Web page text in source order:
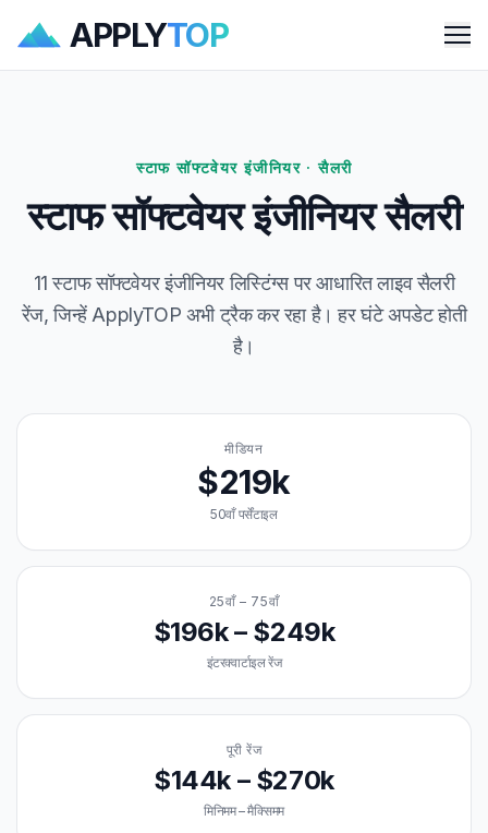
APPLYTOP
स्टाफ सॉफ्टवेयर इंजीनियर · सैलरी
स्टाफ सॉफ्टवेयर इंजीनियर सैलरी
11 स्टाफ सॉफ्टवेयर इंजीनियर लिस्टिंग्स पर आधारित लाइव सैलरी
रेंज, जिन्हें ApplyTOP अभी ट्रैक कर रहा है। हर घंटे अपडेट होती
है।
मीडियन
$219k
50वाँ पर्सेंटाइल
25वाँ – 75वाँ
$196k – $249k
इंटरक्वार्टाइल रेंज
पूरी रेंज
$144k – $270k
मिनिमम – मैक्सिमम